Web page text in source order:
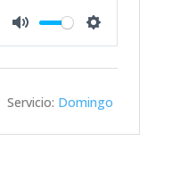
Servicio: Domingo